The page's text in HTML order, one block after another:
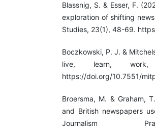
Blassnig, S. & Esser, F.
exploration of shifting
Studies, 23(1), 48-69.
Boczkowski, P. J. &
live, learn,
https://doi.org/10.7551/
Broersma, M. & Graham,
and British newspapers
Journalism